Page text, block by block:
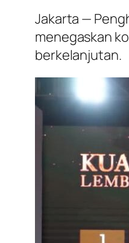
Jakarta —
menegaskan
berkelanjutan.